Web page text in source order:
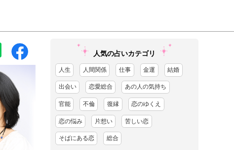
人気の占いカテゴリ
人生 人間関係 仕事 金運 結婚
出会い 恋愛総合 あの人の気持ち
官能 不倫 復縁 恋のゆくえ
恋の悩み 片想い 苦しい恋
そばにある恋 総合